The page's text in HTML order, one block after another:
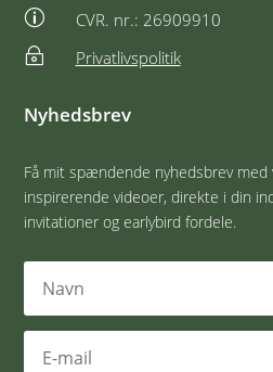
p CVR. nr.: 26909910
~ Privatlivspolitik
Nyhedsbrev
Få mit spændende nyhedsbrev
inspirerende videoer, direkte i din
invitationer og earlybird fordele.